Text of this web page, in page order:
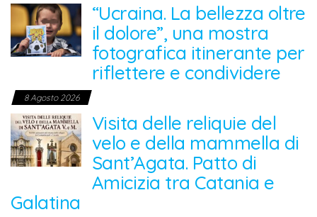
“Ucraina. La bellezza oltre
il dolore”, una mostra
fotografica itinerante per
riflettere e condividere
8 Agosto 2026
Visita delle reliquie del
velo e della mammella di
Sant’Agata. Patto di
Amicizia tra Catania e
Galatina